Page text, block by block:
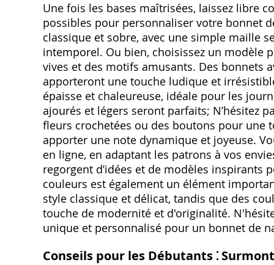
Une fois les bases maîtrisées, laissez libre
possibles pour personnaliser votre bonnet
classique et sobre, avec une simple maille
intemporel. Ou bien, choisissez un modèle
vives et des motifs amusants. Des bonnets
apporteront une touche ludique et
épaisse et chaleureuse, idéale pour les
ajourés et légers seront parfaits; N’hésitez
fleurs crochetées ou des boutons pour une
apporter une note dynamique et joyeuse.
en ligne, en adaptant les patrons à vos
regorgent d’idées et de modèles inspirants
couleurs est également un élément
style classique et délicat, tandis que des
touche de modernité et d'originalité.
unique et personnalisé pour un bonnet de
Conseils pour les Débutants ⁚